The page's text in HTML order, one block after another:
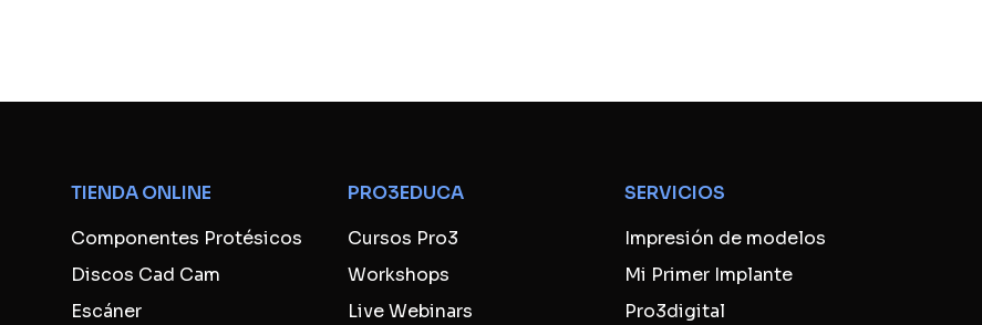
TIENDA ONLINE
Componentes Protésicos
Discos Cad Cam
Escáner
PRO3EDUCA
Cursos Pro3
Workshops
Live Webinars
SERVICIOS
Impresión de modelos
Mi Primer Implante
Pro3digital